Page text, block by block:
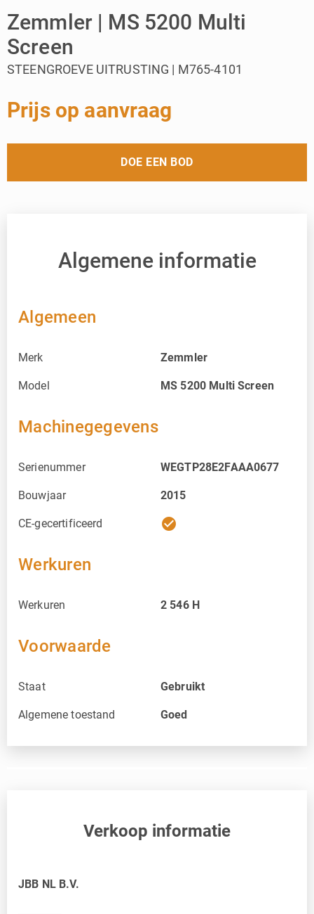
Zemmler | MS 5200 Multi
Screen
STEENGROEVE UITRUSTING | M765-4101
Prijs op aanvraag
DOE EEN BOD
Algemene informatie
Algemeen
Merk Zemmler
Model MS 5200 Multi Screen
Machinegegevens
Serienummer WEGTP28E2FAAA0677
Bouwjaar 2015
CE-gecertificeerd check_circle
Werkuren
Werkuren 2 546 H
Voorwaarde
Staat Gebruikt
Algemene toestand Goed
Verkoop informatie
JBB NL B.V.